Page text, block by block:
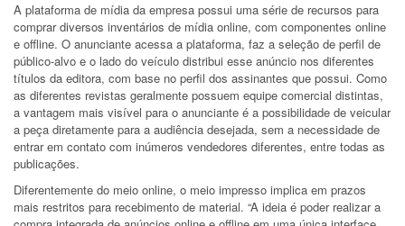
A plataforma de mídia da empresa possui uma série de recursos para
comprar diversos inventários de mídia online, com componentes online
e offline. O anunciante acessa a plataforma, faz a seleção de perfil de
público-alvo e o lado do veículo distribui esse anúncio nos diferentes
títulos da editora, com base no perfil dos assinantes que possui. Como
as diferentes revistas geralmente possuem equipe comercial distintas,
a vantagem mais visível para o anunciante é a possibilidade de veicular
a peça diretamente para a audiência desejada, sem a necessidade de
entrar em contato com inúmeros vendedores diferentes, entre todas as
publicações.
Diferentemente do meio online, o meio impresso implica em prazos
mais restritos para recebimento de material. “A ideia é poder realizar a